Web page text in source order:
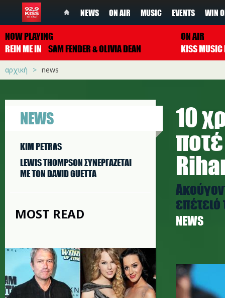
NEWS ON AIR MUSIC EVENTS WIN
NOW PLAYING
REIN ME IN
SAM FENDER & OLIVIA DEAN
ON AIR
αρχική news
NEWS
KIM PETRAS
LEWIS THOMPSON ΣΥΝΕΡΓAΖΕΤΑΙ
ΜΕ ΤΟΝ DAVID GUETTA
MOST READ
10
επέτειό
NEWS